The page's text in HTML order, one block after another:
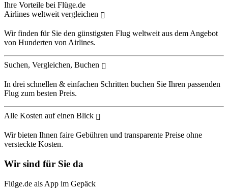
Ihre Vorteile bei Flüge.de
Airlines weltweit vergleichen
Wir finden für Sie den günstigsten Flug weltweit aus dem Angebot
von Hunderten von Airlines.
Suchen, Vergleichen, Buchen
In drei schnellen & einfachen Schritten buchen Sie Ihren passenden
Flug zum besten Preis.
Alle Kosten auf einen Blick
Wir bieten Ihnen faire Gebühren und transparente Preise ohne
versteckte Kosten.
Wir sind für Sie da
Flüge.de als App im Gepäck